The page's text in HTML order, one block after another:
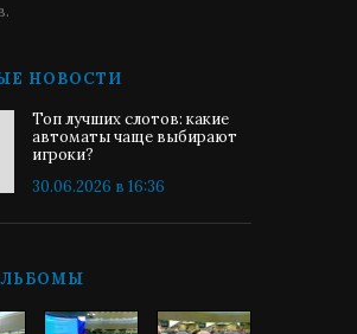
НОВОСТИ
Топ лучших слотов: какие
автоматы чаще выбирают
игроки?
30.06.2026 в 16:36